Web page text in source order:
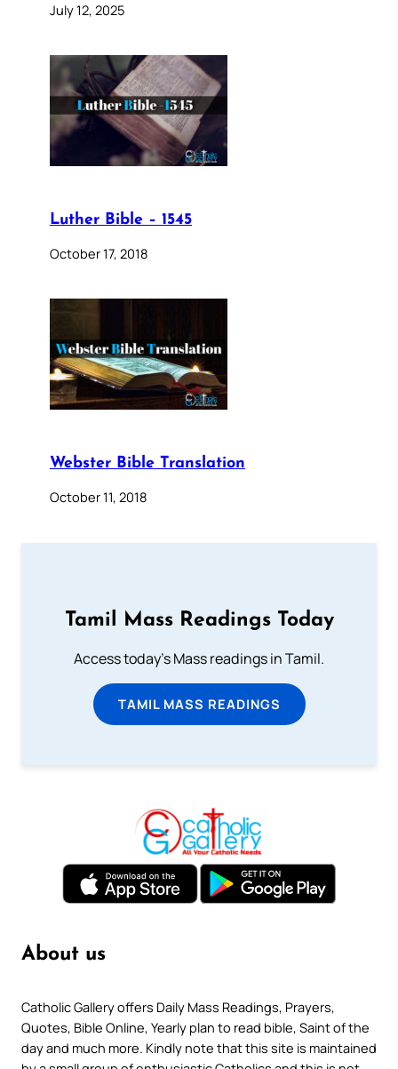
July 12, 2025
Luther Bible – 1545
October 17, 2018
Webster Bible Translation
October 11, 2018
Tamil Mass Readings Today
Access today's Mass readings in Tamil.
TAMIL MASS READINGS
About us
Catholic Gallery offers Daily Mass Readings, Prayers,
Quotes, Bible Online, Yearly plan to read bible, Saint of the
day and much more. Kindly note that this site is maintained